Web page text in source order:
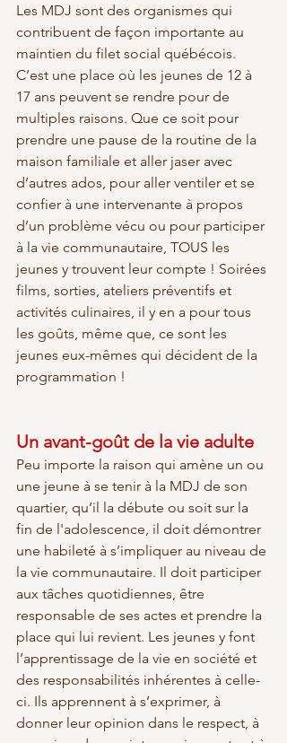
Les MDJ sont des organismes qui
contribuent de façon importante au
maintien du filet social québécois.
C’est une place où les jeunes de 12 à
17 ans peuvent se rendre pour de
multiples raisons. Que ce soit pour
prendre une pause de la routine de la
maison familiale et aller jaser avec
d’autres ados, pour aller ventiler et se
confier à une intervenante à propos
d’un problème vécu ou pour participer
à la vie communautaire, TOUS les
jeunes y trouvent leur compte ! Soirées
films, sorties, ateliers préventifs et
activités culinaires, il y en a pour tous
les goûts, même que, ce sont les
jeunes eux-mêmes qui décident de la
programmation !
Un avant-goût de la vie adulte
Peu importe la raison qui amène un ou
une jeune à se tenir à la MDJ de son
quartier, qu’il la débute ou soit sur la
fin de l'adolescence, il doit démontrer
une habileté à s’impliquer au niveau de
la vie communautaire. Il doit participer
aux tâches quotidiennes, être
responsable de ses actes et prendre la
place qui lui revient. Les jeunes y font
l’apprentissage de la vie en société et
des responsabilités inhérentes à celle-
ci. Ils apprennent à s’exprimer, à
donner leur opinion dans le respect, à